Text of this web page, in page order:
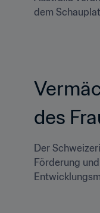
dem
des
Der
Förderung